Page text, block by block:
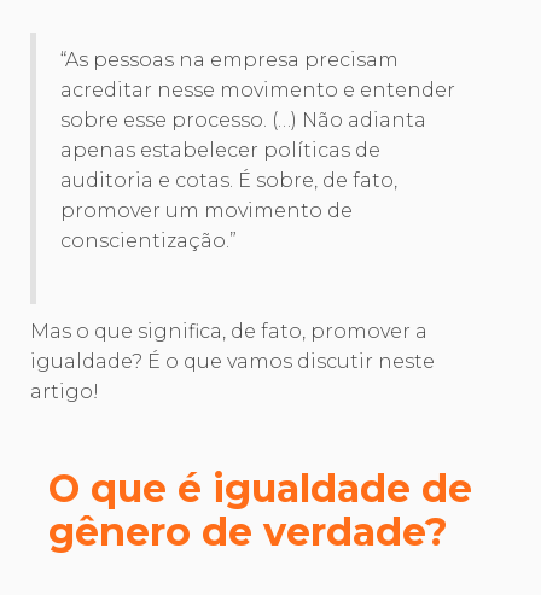
“As pessoas na empresa precisam
acreditar nesse movimento e entender
sobre esse processo. (…) Não adianta
apenas estabelecer políticas de
auditoria e cotas. É sobre, de fato,
promover um movimento de
conscientização.”
Mas o que significa, de fato, promover a
igualdade? É o que vamos discutir neste
artigo!
O que é igualdade de
gênero de verdade?